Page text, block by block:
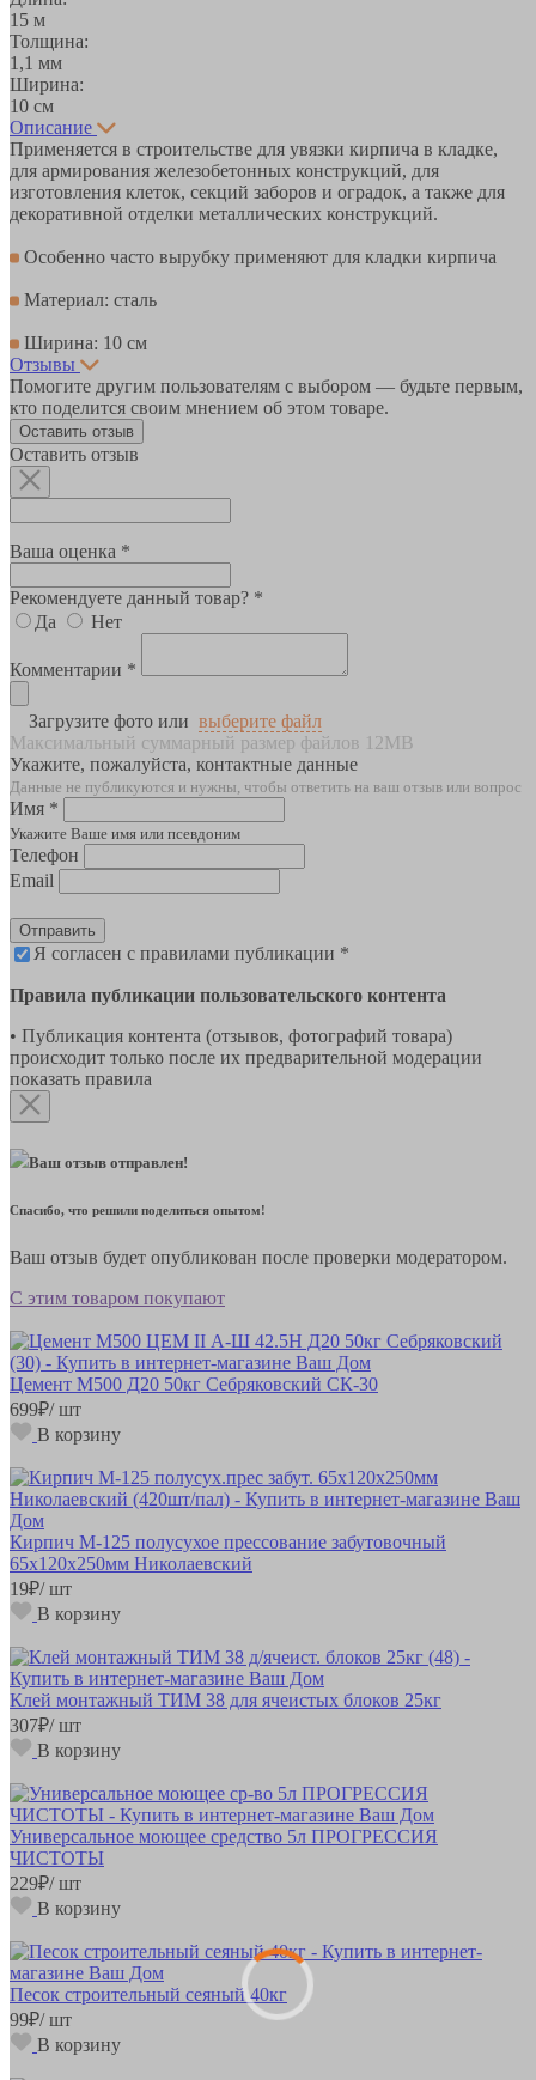
15 м
Толщина:
1,1 мм
Ширина:
10 см
Описание
Применяется в строительстве для увязки кирпича в кладке,
для армирования железобетонных конструкций, для
изготовления клеток, секций заборов и оградок, а также для
декоративной отделки металлических конструкций.
Особенно часто вырубку применяют для кладки кирпича
Материал: сталь
Ширина: 10 см
Отзывы
Помогите другим пользователям с выбором — будьте первым,
кто поделится своим мнением об этом товаре.
Оставить отзыв
Оставить отзыв
Ваша оценка *
Рекомендуете данный товар? *
Да
Нет
Комментарии *
Загрузите фото или выберите файл
Максимальный суммарный размер файлов 12MB
Укажите, пожалуйста, контактные данные
Данные не публикуются и нужны, чтобы ответить на ваш отзыв или вопрос
Имя *
Укажите Ваше имя или псевдоним
Телефон
Email
Отправить
Я согласен с правилами публикации *
Правила публикации пользовательского контента
• Публикация контента (отзывов, фотографий товара)
происходит только после их предварительной модерации
показать правила
Ваш отзыв отправлен!
Спасибо, что решили поделиться опытом!
Ваш отзыв будет опубликован после проверки модератором.
С этим товаром покупают
Цемент М500 Д20 50кг Себряковский СК-30
699₽/ шт
В корзину
Кирпич М-125 полусухое прессование забутовочный
65х120х250мм Николаевский
19₽/ шт
В корзину
Клей монтажный ТИМ 38 для ячеистых блоков 25кг
307₽/ шт
В корзину
Универсальное моющее средство 5л ПРОГРЕССИЯ
ЧИСТОТЫ
229₽/ шт
В корзину
Песок строительный сеяный 40кг
99₽/ шт
В корзину